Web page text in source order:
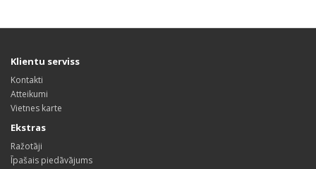
Klientu serviss
Kontakti
Atteikumi
Vietnes karte
Ekstras
Ražotāji
Īpašais piedāvājums